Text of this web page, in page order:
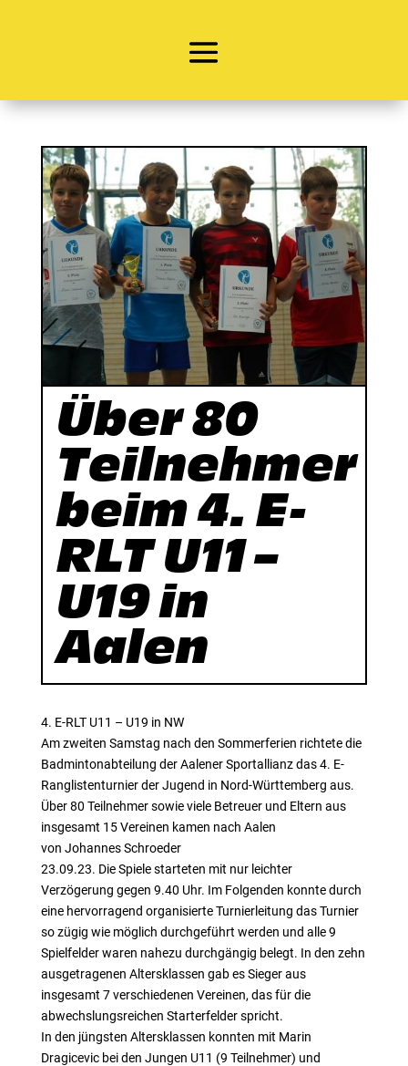
Über 80
Teilnehmer
beim 4. E-
RLT U11 –
U19 in
Aalen
4. E-RLT U11 – U19 in NW
Am zweiten Samstag nach den Sommerferien richtete die
Badmintonabteilung der Aalener Sportallianz das 4. E-
Ranglistenturnier der Jugend in Nord-Württemberg aus.
Über 80 Teilnehmer sowie viele Betreuer und Eltern aus
insgesamt 15 Vereinen kamen nach Aalen
von Johannes Schroeder
23.09.23. Die Spiele starteten mit nur leichter
Verzögerung gegen 9.40 Uhr. Im Folgenden konnte durch
eine hervorragend organisierte Turnierleitung das Turnier
so zügig wie möglich durchgeführt werden und alle 9
Spielfelder waren nahezu durchgängig belegt. In den zehn
ausgetragenen Altersklassen gab es Sieger aus
insgesamt 7 verschiedenen Vereinen, das für die
abwechslungsreichen Starterfelder spricht.
In den jüngsten Altersklassen konnten mit Marin
Dragicevic bei den Jungen U11 (9 Teilnehmer) und